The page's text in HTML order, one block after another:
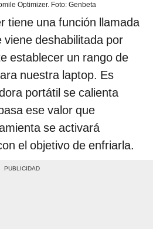
Optimizer. Foto: Genbeta
tiene una función llamada
viene deshabilitada por
establecer un rango de
nuestra laptop. Es
portátil se calienta
ese valor que
se activará
el objetivo de enfriarla.